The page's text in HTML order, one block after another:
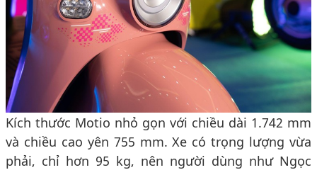
Kích thước Motio nhỏ gọn với chiều dài 1.742 mm
và chiều cao yên 755 mm. Xe có trọng lượng vừa
phải, chỉ hơn 95 kg, nên người dùng như Ngọc